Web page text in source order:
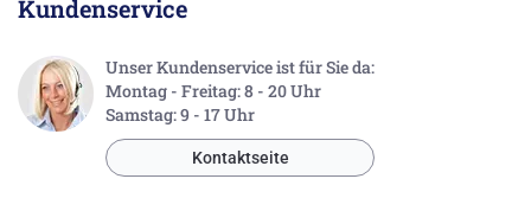
Kundenservice
Unser Kundenservice ist für Sie da:
Montag - Freitag: 8 - 20 Uhr
Samstag: 9 - 17 Uhr
Kontaktseite